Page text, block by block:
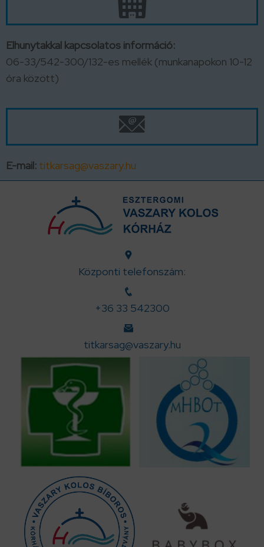
Elhunytakkal kapcsolatos információ:
06-33/542-300/132-es mellék (munkanapokon 10-12
óra között)
E-mail: titkarsag@vaszary.hu
Központi telefonszám:
+36 33 542300
titkarsag@vaszary.hu